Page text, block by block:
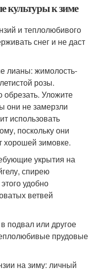
культуры к зиме
и теплолюбивого
снег и не даст
лианы: жимолость-
розы.
Уложите
они не замерзли
использовать
поскольку они
хорошей зимовке.
укрытия на
спирею
удобно
ветвей
подвал или другое
прудовые
на зиму: личный